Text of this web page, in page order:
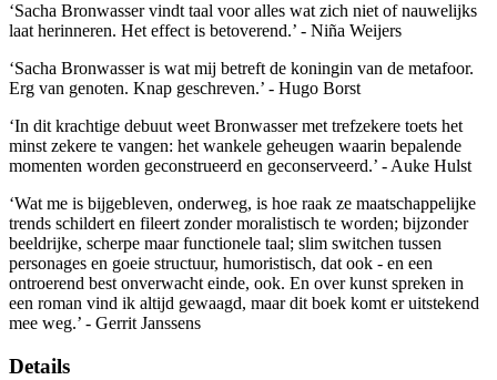
‘Sacha Bronwasser vindt taal voor alles wat zich niet of nauwelijks
laat herinneren. Het effect is betoverend.’ - Niña Weijers
‘Sacha Bronwasser is wat mij betreft de koningin van de metafoor.
Erg van genoten. Knap geschreven.’ - Hugo Borst
‘In dit krachtige debuut weet Bronwasser met trefzekere toets het
minst zekere te vangen: het wankele geheugen waarin bepalende
momenten worden geconstrueerd en geconserveerd.’ - Auke Hulst
‘Wat me is bijgebleven, onderweg, is hoe raak ze maatschappelijke
trends schildert en fileert zonder moralistisch te worden; bijzonder
beeldrijke, scherpe maar functionele taal; slim switchen tussen
personages en goeie structuur, humoristisch, dat ook - en een
ontroerend best onverwacht einde, ook. En over kunst spreken in
een roman vind ik altijd gewaagd, maar dit boek komt er uitstekend
mee weg.’ - Gerrit Janssens
Details